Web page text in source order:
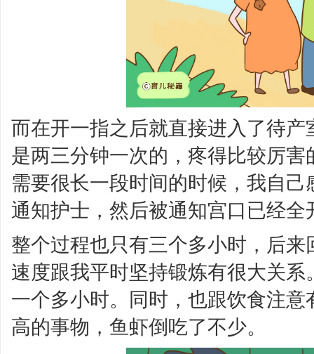
而在开一指之后就直接进入了待
是两三分钟一次的，疼得比较厉
需要很长一段时间的时候，我自
通知护士，然后被通知宫口已经
整个过程也只有三个多小时，后
速度跟我平时坚持锻炼有很大关
一个多小时。同时，也跟饮食注
高的事物，鱼虾倒吃了不少。